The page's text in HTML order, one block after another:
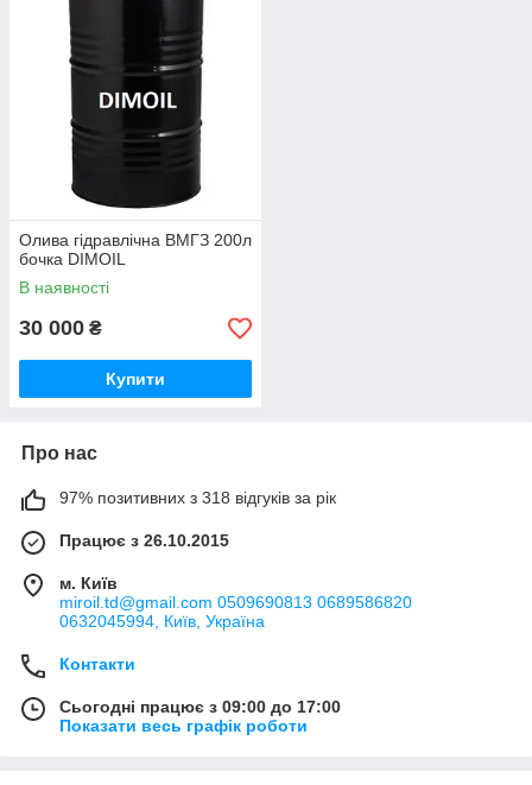
Олива гідравлічна ВМГЗ 200л
бочка DIMOIL
В наявності
30 000 ₴
Купити
Про нас
97% позитивних з 318 відгуків за рік
Працює з 26.10.2015
м. Київ
miroil.td@gmail.com 0509690813 0689586820
0632045994, Київ, Україна
Контакти
Сьогодні працює з 09:00 до 17:00
Показати весь графік роботи